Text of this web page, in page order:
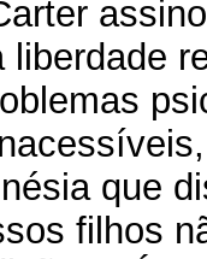
liberdade
que
filhos